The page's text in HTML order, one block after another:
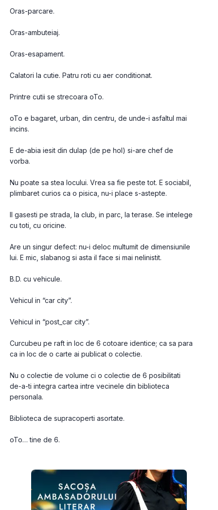
Oras-parcare.
Oras-ambuteiaj.
Oras-esapament.
Calatori la cutie. Patru roti cu aer conditionat.
Printre cutii se strecoara oTo.
oTo e bagaret, urban, din centru, de unde-i asfaltul mai
incins.
E de-abia iesit din dulap (de pe hol) si-are chef de
vorba.
Nu poate sa stea locului. Vrea sa fie peste tot. E sociabil,
plimbaret curios ca o pisica, nu-i place s-astepte.
Il gasesti pe strada, la club, in parc, la terase. Se intelege
cu toti, cu oricine.
Are un singur defect: nu-i deloc multumit de dimensiunile
lui. E mic, slabanog si asta il face si mai nelinistit.
B.D. cu vehicule.
Vehicul in “car city”.
Vehicul in “post_car city”.
Curcubeu pe raft in loc de 6 cotoare identice; ca sa para
ca in loc de o carte ai publicat o colectie.
Nu o colectie de volume ci o colectie de 6 posibilitati
de-a-ti integra cartea intre vecinele din biblioteca
personala.
Biblioteca de supracoperti asortate.
oTo… tine de 6.